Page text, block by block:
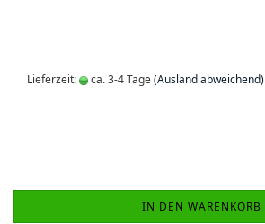
Lieferzeit: ca. 3-4 Tage(Ausland abweichend)
IN DEN WARENKORB